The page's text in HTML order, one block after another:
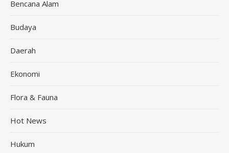
Bencana Alam
Budaya
Daerah
Ekonomi
Flora & Fauna
Hot News
Hukum